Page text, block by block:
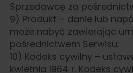
Sprzedawcę za
9) Produkt – danie lub
może nabyć zawierając
pośrednictwem Serwisu;
10) Kodeks cywilny –
kwietnia 1964 r. Kodeks